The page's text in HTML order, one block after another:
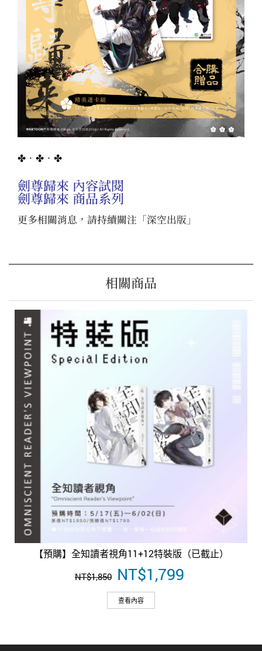
✤．✤．✤
劍尊歸來 內容試閱
劍尊歸來 商品系列
更多相關消息，請持續關注「深空出版 」
相關商品
【預購】全知讀者視角11+12特裝版（已截止）
NT$1,850 原
始
價
格：
NT$1,799
查看內容